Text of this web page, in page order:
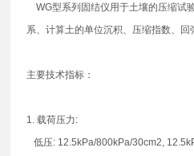
WG型系列固结仪用于土壤的压缩试
系、计算土的单位沉积、压缩指数、
主要技术指标：
1. 载荷压力:
低压: 12.5kPa/800kPa/30cm2,